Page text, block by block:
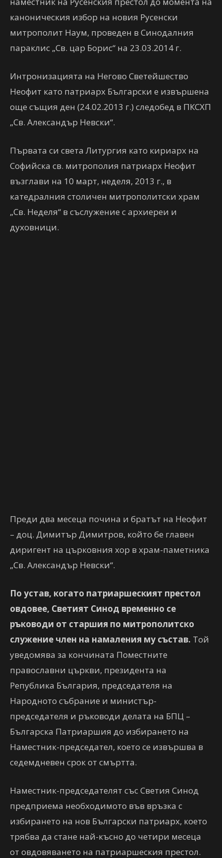
каноническия избор на новия Русенски
митрополит Наум, проведен в Синодалния
параклис „Св. цар Борис“ на 23.03.2014 г.
Интронизацията на Негово Светейшество
Неофит като патриарх Български е извършена
още същия ден (24.02.2013 г.) следобед в ПКСХП
„Св. Александър Невски“.
Първата си света Литургия като кириарх на
Софийска св. митрополия патриарх Неофит
възглави на 10 март, неделя, 2013 г., в
катедралния столичен митрополитски храм
„Св. Неделя“ в съслужение с архиереи и
духовници.
Преди два месеца почина и братът на Неофит
– доц. Димитър Димитров, който бе главен
диригент на църковния хор в храм-паметника
„Св. Александър Невски“.
По устав, когато патриаршеският престол
овдовее, Светият Синод временно се
ръководи от старшия по митрополитско
служение член на намаления му състав. Той
уведомява за кончината Поместните
православни църкви, президента на
Република България, председателя на
Народното събрание и министър-
председателя и ръководи делата на БПЦ –
Българска Патриаршия до избирането на
Наместник-председател, което се извършва в
седемдневен срок от смъртта.
Наместник-председателят със Светия Синод
предприема необходимото във връзка с
избирането на нов Български патриарх, което
трябва да стане най-късно до четири месеца
от овдовяването на патриаршеския престол.